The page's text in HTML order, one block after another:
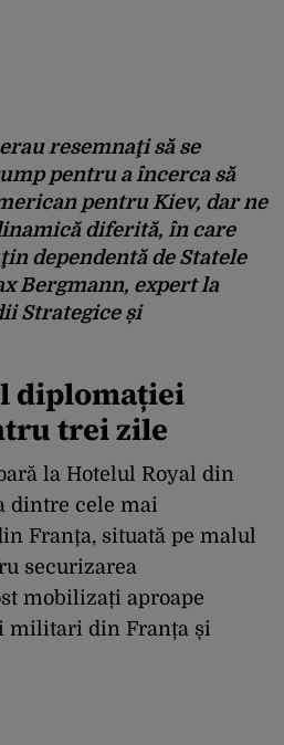
resemnaţi să se
pentru a încerca să
pentru Kiev, dar ne
diferită, în care
dependentă de Statele
Bergmann, expert la
Strategice și
diplomației
trei zile
la Hotelul Royal din
dintre cele mai
Franța, situată pe malul
securizarea
mobilizați aproape
militari din Franța și